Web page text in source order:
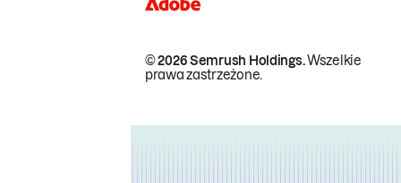
© 2026 Semrush Holdings.Wszelkie
prawa zastrzeżone.